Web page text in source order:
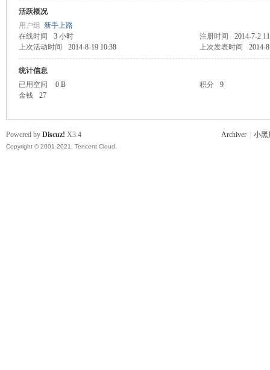
活跃概况
用户组 新手上路
在线时间
3 小时 注册时间
2014-7-2
上次活动时间
2014-8-19 10:38 上次发表时间 2014-
统计信息
已用空间
0 B 积分
9
金钱
27
Archiver 小黑
Powered by Discuz! X3.4
Copyright © 2001-2021, Tencent Cloud.